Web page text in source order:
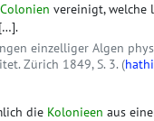
Colonien vereinigt, welche
einzelliger Algen
Zürich 1849, S. 3. (
die Kolonieen aus